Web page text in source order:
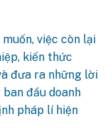
việc còn lại
kiến thức
đưa ra những lời
đầu doanh
pháp lí hiện